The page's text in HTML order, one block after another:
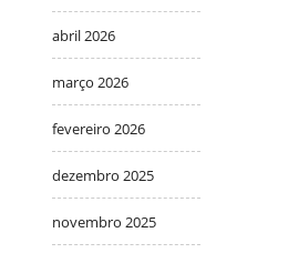
abril 2026
março 2026
fevereiro 2026
dezembro 2025
novembro 2025